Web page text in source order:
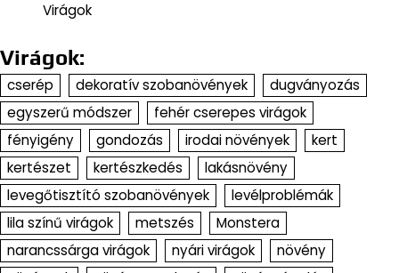
Virágok
Virágok:
cserép dekoratív szobanövények
dugványozás
egyszerű módszer
fehér cserepes virágok
fényigény
gondozás irodai növények
kert
kertészet
kertészkedés
lakásnövény
levegőtisztító szobanövények
levélproblémák
lila színű virágok
metszés
Monstera
narancssárga virágok
nyári virágok
növény